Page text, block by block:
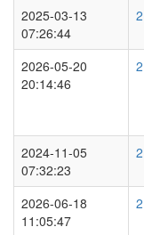
2025-03-13
07:26:44
2
2026-05-20
20:14:46
2
2024-11-05
07:32:23
2
2026-06-18
11:05:47
2